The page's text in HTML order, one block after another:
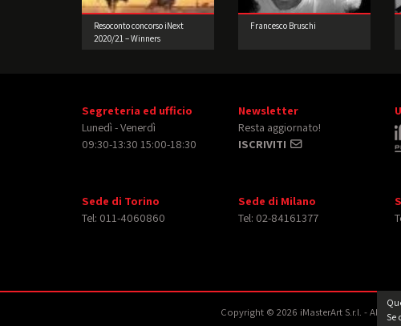
Se
Resoconto concorso iNext
2020/21 – Winners
Francesco Bruschi
Segreteria ed ufficio
Lunedì - Venerdì
09:30-13:30 15:00-18:30
Newsletter
Resta aggiornato!
ISCRIVITI
Sede di Torino
Tel: 011-4060860
Sede di Milano
Tel: 02-84161377
Copyright © 2026 iMasterArt S.r.l. ‐ All